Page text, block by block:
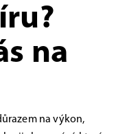
na
na výkon,